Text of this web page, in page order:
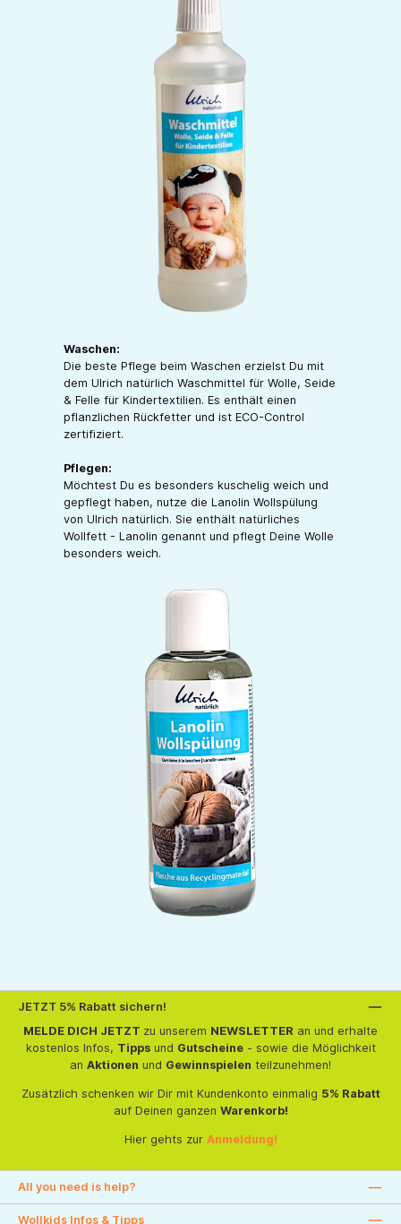
Waschen:
Die beste Pflege beim Waschen erzielst Du mit
dem Ulrich natürlich Waschmittel für Wolle, Seide
& Felle für Kindertextilien. Es enthält einen
pflanzlichen Rückfetter und ist ECO-Control
zertifiziert.
Pflegen:
Möchtest Du es besonders kuschelig weich und
gepflegt haben, nutze die Lanolin Wollspülung
von Ulrich natürlich. Sie enthält natürliches
Wollfett - Lanolin genannt und pflegt Deine Wolle
besonders weich.
JETZT 5% Rabatt sichern!
MELDE DICH JETZT zu unserem NEWSLETTER an und erhalte
kostenlos Infos, Tippsund Gutscheine- sowie die Möglichkeit
an Aktionen und Gewinnspielen teilzunehmen!
Zusätzlich schenken wir Dir mit Kundenkonto einmalig 5% Rabatt
auf Deinen ganzen Warenkorb!
Hier gehts zur Anmeldung!
All you need is help?
Wollkids Infos & Tipps